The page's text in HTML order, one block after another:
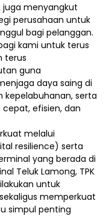
menyangkut
perusahaan untuk
bagi pelanggan.
kami untuk terus
terus
guna
daya saing di
kepelabuhanan, serta
efisien, dan
melalui
resilience) serta
yang berada di
Teluk Lamong, TPK
untuk
memperkuat
simpul penting